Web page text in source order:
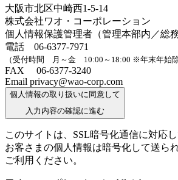
大阪市北区中崎西1-5-14
株式会社ワオ・コーポレーション
個人情報保護管理者（管理本部内／総務
電話 06-6377-7971
（受付時間 月～金 10:00～18:00 ※年末年始除
FAX 06-6377-3240
Email privacy@wao-corp.com
個人情報の取り扱いに同意して
入力内容の確認に進む
このサイトは、SSL暗号化通信に対応し
お客さまの個人情報は暗号化して送ら
ご利用ください。